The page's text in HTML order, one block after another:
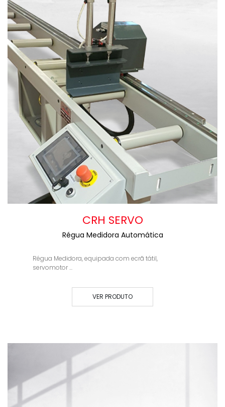
CRH SERVO
Régua Medidora Automática
Régua Medidora, equipada com ecrã tátil,
servomotor ...
VER PRODUTO